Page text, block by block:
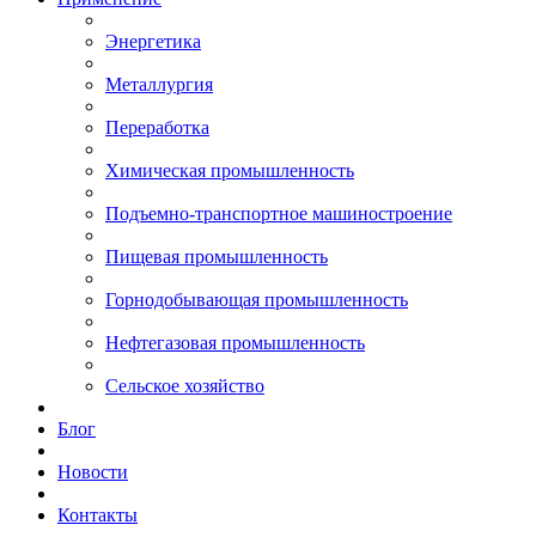
Энергетика
Металлургия
Переработка
Химическая промышленность
Подъемно-транспортное машиностроение
Пищевая промышленность
Горнодобывающая промышленность
Нефтегазовая промышленность
Сельское хозяйство
Блог
Новости
Контакты